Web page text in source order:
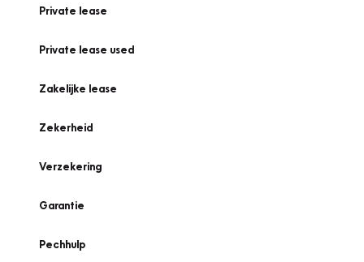
Private lease
Private lease used
Zakelijke lease
Zekerheid
Verzekering
Garantie
Pechhulp